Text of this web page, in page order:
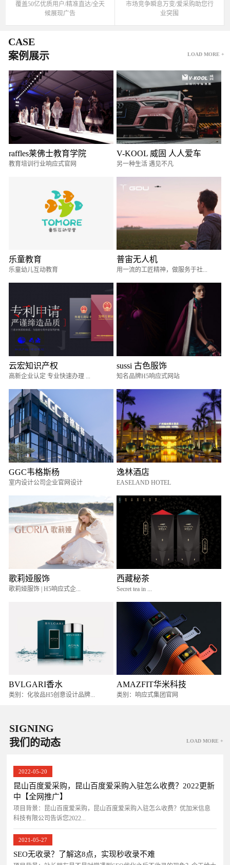
覆盖50亿优质用户/精准直达/全天
候展现广告
市场竞争瞬息万变/爱采购助您行
业突围
CASE
案例展示
LOAD MORE +
raffles莱佛士教育学院
教育培训行业响应式官网
V-KOOL 威固 人人爱车
另一种生活 遇见不凡
乐童教育
乐童幼儿互动教育
普宙无人机
用一流的工匠精神，做服务于社...
云宏知识产权
高新企业认定 专业快速办理 ...
sussi 古色服饰
知名品牌H5响应式网站
GGC韦格斯杨
室内设计公司企业官网设计
逸林酒店
EASELAND HOTEL
歌莉娅服饰
歌莉娅服饰 | H5响应式企...
西藏秘茶
Secret tea in ...
BVLGARI香水
类别：化妆品H5创意设计品牌...
AMAZFIT华米科技
类别：响应式集团官网
SIGNING
我们的动态
LOAD MORE +
2022-05-20
昆山百度爱采购，昆山百度爱采购入驻怎么收费？2022更新
中【全网推广】
项目背景：昆山百度爱采购，昆山百度爱采购入驻怎么收费？优加米信息
科技有限公司告诉您2022...
2021-05-27
SEO无收录？了解这8点，实现秒收录不难